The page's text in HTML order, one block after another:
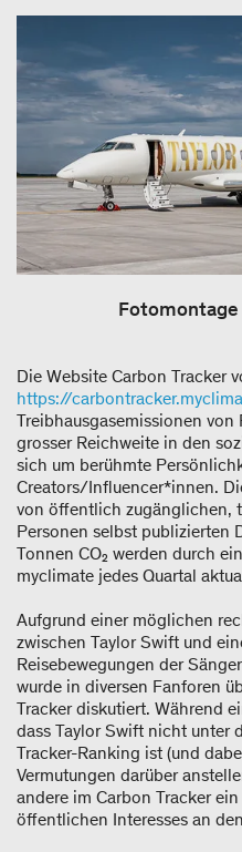
Die Website Carbon Tracker
https://
Treibhausgasemissionen
grosser Reichweite in den
sich um berühmte
Creators/Influencer*innen.
von öffentlich zugänglichen,
Personen selbst publizierten
Tonnen CO₂ werden durch
myclimate jedes Quartal
Aufgrund einer möglichen
zwischen Taylor Swift und
Reisebewegungen der
wurde in diversen Fanforen
Tracker diskutiert. Während
dass Taylor Swift nicht unter
Tracker-Ranking ist (und
Vermutungen darüber
andere im Carbon Tracker
öffentlichen Interesses an